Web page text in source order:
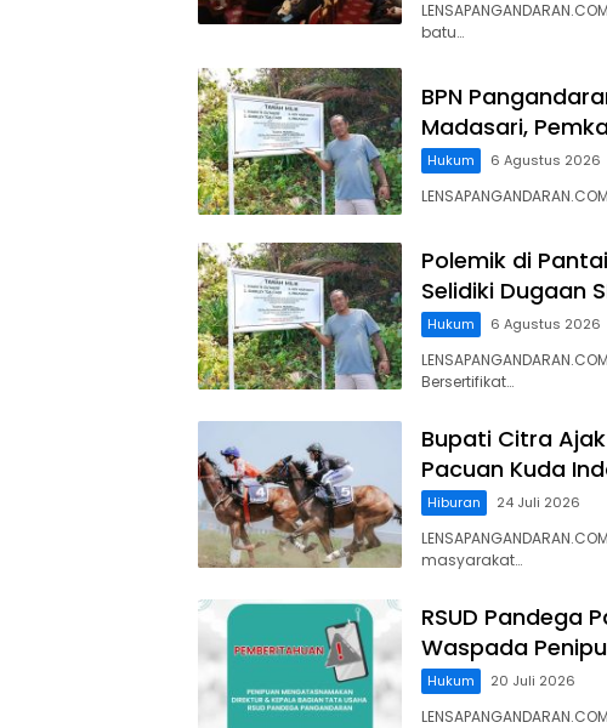
batu…
BPN
Madasari,
Hukum 6 Agustus 2026
Polemik di
Selidiki Dugaan
Hukum 6 Agustus 2026
Bersertifikat…
Bupati Citra
Pacuan Kuda
Hiburan 24 Juli 2026
masyarakat…
RSUD Pandega
Waspada
Hukum 20 Juli 2026